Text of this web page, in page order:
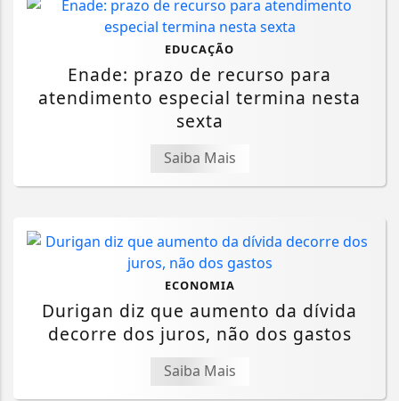
EDUCAÇÃO
Enade: prazo de recurso para
atendimento especial termina nesta
sexta
Saiba Mais
ECONOMIA
Durigan diz que aumento da dívida
decorre dos juros, não dos gastos
Saiba Mais